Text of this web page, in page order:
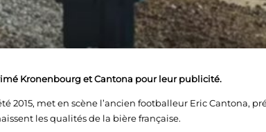
Kronenbourg et Cantona pour leur publicité.
2015, met en scène l’ancien footballeur Eric Cantona,
les qualités de la bière française.